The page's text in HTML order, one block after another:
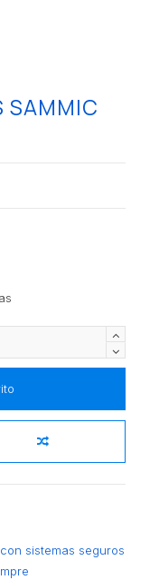
SAMMIC
sistemas seguros